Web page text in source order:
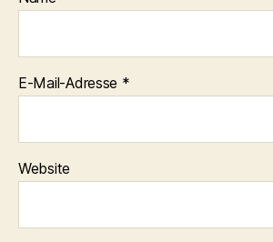
E-Mail-Adresse *
Website